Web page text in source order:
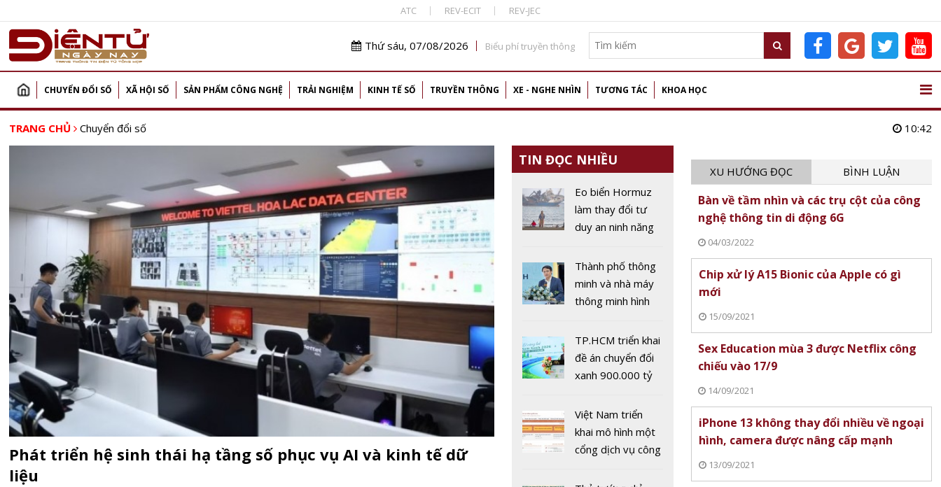
ATC REV-ECIT REV-JEC
Thứ sáu, 07/08/2026 Biểu phí truyền thông
CHUYỂN ĐỔI SỐ XÃ HỘI SỐ SẢN PHẨM CÔNG NGHỆ TRẢI NGHIỆM KINH TẾ SỐ TRUYỀN THÔNG XE - NGHE NHÌN TƯƠNG TÁC KHOA HỌC
TRANG CHỦ Chuyển đổi số 10:42
Phát triển hệ sinh thái hạ tầng số phục vụ AI và kinh tế dữ
liệu
TIN ĐỌC NHIỀU
Eo biển Hormuz
làm thay đổi tư
duy an ninh năng
Thành phố thông
minh và nhà máy
thông minh hình
công nghệ chiến
lược của tương lai
TP.HCM triển khai
đề án chuyển đổi
xanh 900.000 tỷ
Việt Nam triển
khai mô hình một
cổng dịch vụ công
XU HƯỚNG ĐỌC BÌNH LUẬN
Bàn về tầm nhìn và các trụ cột của công
nghệ thông tin di động 6G
04/03/2022
Chip xử lý A15 Bionic của Apple có gì
mới
15/09/2021
Sex Education mùa 3 được Netflix công
chiếu vào 17/9
14/09/2021
iPhone 13 không thay đổi nhiều về ngoại
hình, camera được nâng cấp mạnh
13/09/2021